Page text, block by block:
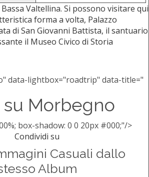
Valtellina. Si possono visitare qui
forma a volta, Palazzo
di San Giovanni Battista, il santuario
il Museo Civico di Storia
data-lightbox="roadtrip" data-title="
su Morbegno
box-shadow: 0 0 20px #000;"/>
Condividi su
Casuali dallo
Album